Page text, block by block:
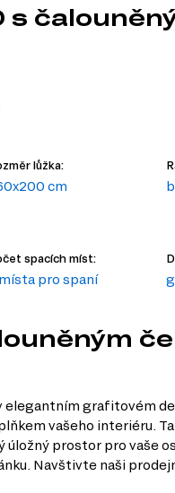
lůžka:
cm
spacích míst:
pro spaní
elegantním grafitovém
vašeho interiéru.
prostor pro vaše
Navštivte naši